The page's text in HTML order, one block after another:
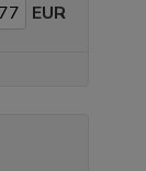
EUR